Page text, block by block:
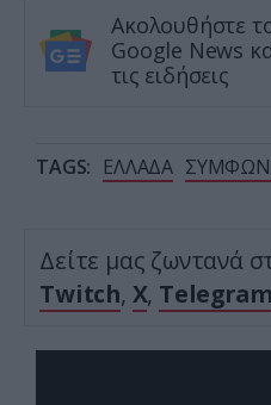
Ακολουθήστε
Google News
τις ειδήσεις
TAGS: ΕΛΛΑΔΑ
Δείτε μας ζωντανά
Twitch, X, Telegram